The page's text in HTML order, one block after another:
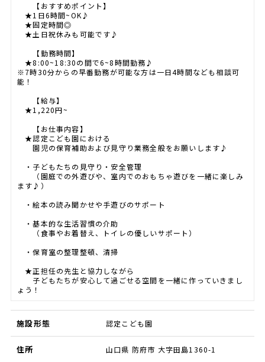
【おすすめポイント】
★1日6時間~OK♪
★固定時間◎
★土日祝休みも可能です♪
【勤務時間】
★8:00~18:30の間で6~8時間勤務♪
※7時30分からの早番勤務が可能な方は一日4時間なども相談可
能！
【給与】
★1,220円~
【お仕事内容】
★認定こども園における
園児の保育補助および見守り業務全般をお願いします♪
・子どもたちの見守り・安全管理
（園庭での外遊びや、室内でのおもちゃ遊びを一緒に楽しみ
ます♪）
・絵本の読み聞かせや手遊びのサポート
・基本的な生活習慣の介助
（食事やお着替え、トイレの優しいサポート）
・保育室の整理整頓、清掃
★正担任の先生と協力しながら
子どもたちが安心して過ごせる空間を一緒に作っていきまし
ょう！
施設形態 認定こども園
住所 山口県 防府市 大字田島1360-1